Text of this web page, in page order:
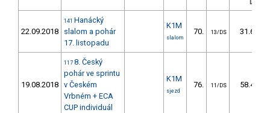
22.09.2018
141 Hanácký
slalom a pohár
17. listopadu
K1M
slalom
70. 13/DS 31.60
19.08.2018
117 8. Český
pohár ve sprintu
v Českém
Vrbném + ECA
CUP individuál
K1M
sjezd
76. 11/DS 58.47